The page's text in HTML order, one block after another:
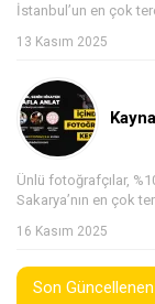
İstanbul’un en çok
13 Kasım 2025
Ünlü fotoğrafçılar,
Sakarya’nın en çok
16 Kasım 2025
Son